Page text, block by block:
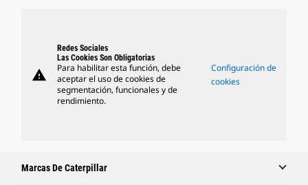
warning
Redes Sociales
Las Cookies Son Obligatorias
Para habilitar esta función, debe
aceptar el uso de cookies de
segmentación, funcionales y de
rendimiento.
Configuración de
cookies
Marcas De Caterpillar